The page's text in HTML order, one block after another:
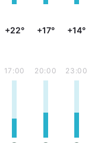
+22° +17° +14°
17:00 20:00 23:00